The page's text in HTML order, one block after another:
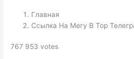
Главная
Ссылка На Мегу В Тор
767 953 votes